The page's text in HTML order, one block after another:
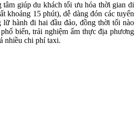
giúp du khách tối ưu hóa thời gian di
khoảng 15 phút), dễ dàng đón các tuyến
lữ hành đi hai đầu đảo, đồng thời tối nào
biển, trải nghiệm ẩm thực địa phương
nhiều chi phí taxi.